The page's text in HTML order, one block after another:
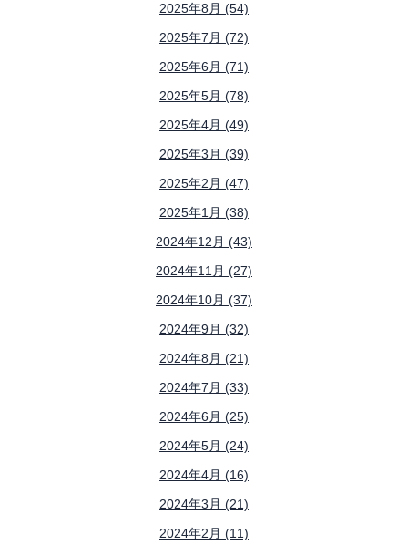
2025年8月 (54)
2025年7月 (72)
2025年6月 (71)
2025年5月 (78)
2025年4月 (49)
2025年3月 (39)
2025年2月 (47)
2025年1月 (38)
2024年12月 (43)
2024年11月 (27)
2024年10月 (37)
2024年9月 (32)
2024年8月 (21)
2024年7月 (33)
2024年6月 (25)
2024年5月 (24)
2024年4月 (16)
2024年3月 (21)
2024年2月 (11)